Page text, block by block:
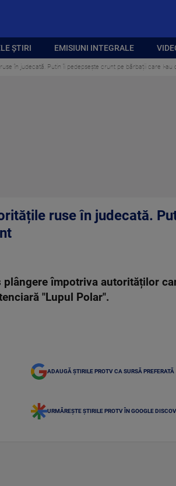
ȘTIRI EMISIUNI INTEGRALE
în judecată. Putin îi pedepsește crunt pe bărbații care l-au
ruse în judecată.
plângere împotriva autorităților
"Lupul Polar".
ADAUGĂ ȘTIRILE PROTV CA SURSĂ PREFERATĂ
URMĂREȘTE ȘTIRILE PROTV ÎN GOOGLE